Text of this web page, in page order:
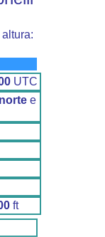
UTC
nortee
ft